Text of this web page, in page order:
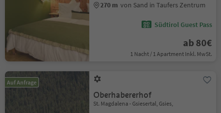
270 m von Sand in Taufers Zentrum
Südtirol Guest Pass
ab 80€
1 Nacht / 1 Apartment Inkl. MwSt.
Auf Anfrage
Oberhabererhof
St. Magdalena - Gsiesertal, Gsies,